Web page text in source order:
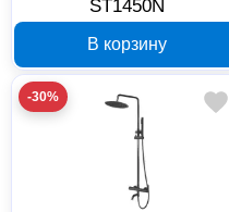
ST1450N
В корзину
-30%